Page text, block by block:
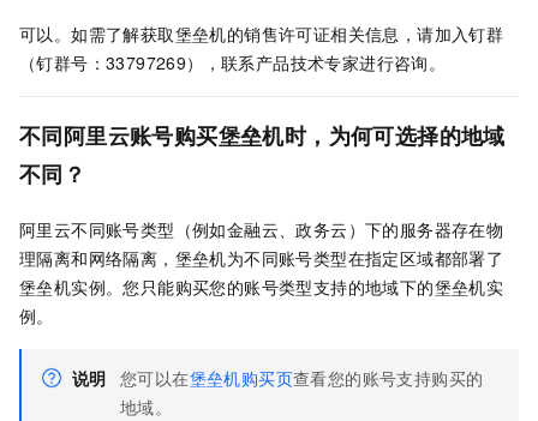
可以。如需了解获取堡垒机的销售许可证相关信息，请加入钉群
（钉群号：33797269），联系产品技术专家进行咨询。
不同阿里云账号购买堡垒机时，为何可选择的地域
不同？
阿里云不同账号类型（例如金融云、政务云）下的服务器存在物
理隔离和网络隔离，堡垒机为不同账号类型在指定区域都部署了
堡垒机实例。您只能购买您的账号类型支持的地域下的堡垒机实
例。
说明 您可以在堡垒机购买页查看您的账号支持购买的
地域。